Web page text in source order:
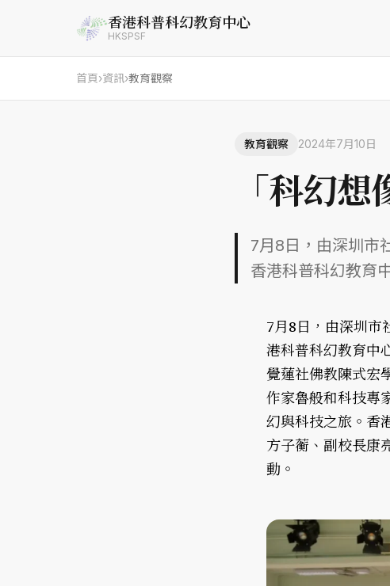
香港科普科幻教育中心
HKSPSF
首頁›資訊›教育觀察
教育觀察 2024年7月10日
「科幻
7月8日，由深圳市
香港科普科幻教育
7月8日，由深圳市
港科普科幻教育中
覺蓮社佛教陳式宏
作家魯般和科技專
幻與科技之旅。香
方子蘅、副校長康
動。